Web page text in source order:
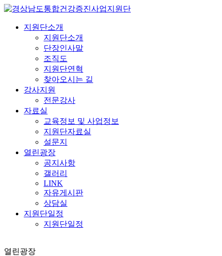
지원단소개
지원단소개
단장인사말
조직도
지원단연혁
찾아오시는 길
강사지원
전문강사
자료실
교육정보 및 사업정보
지원단자료실
설문지
열린광장
공지사항
갤러리
LINK
자유게시판
상담실
지원단일정
지원단일정
열린광장